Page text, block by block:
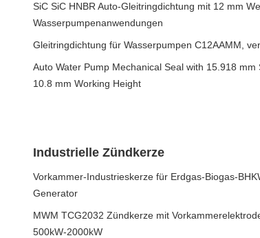
SiC SiC HNBR Auto-Gleitringdichtung mit 12 mm
Wasserpumpenanwendungen
Gleitringdichtung für Wasserpumpen C12AAMM,
Auto Water Pump Mechanical Seal with 15.918
10.8 mm Working Height
Industrielle Zündkerze
Vorkammer-Industrieskerze für Erdgas-Biogas-
Generator
MWM TCG2032 Zündkerze mit
500kW-2000kW